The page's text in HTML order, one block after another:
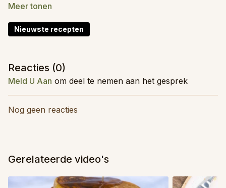
Moeilijkheid: Makkelijk
Kidsproof: Ja
Food prep: Ja
Ingrediënten (voor 4 personen)
300 g witte bloem
8 g vanillesuiker
plantaardige drink
Nieuwste recepten
Reacties (0)
Meld U Aan om deel te nemen aan het gesprek
Nog geen reacties
Gerelateerde video's